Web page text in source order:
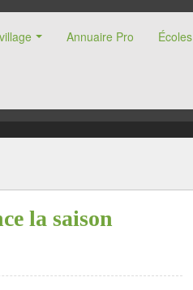
Annuaire Pro Écoles
la saison